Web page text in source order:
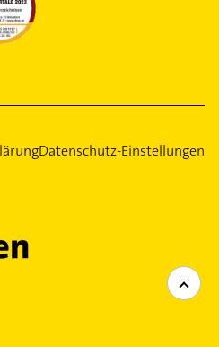
Datenschutz-Einstellungen